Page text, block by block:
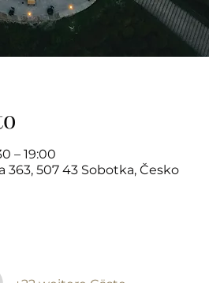
– 19:00
363, 507 43 Sobotka, Česko